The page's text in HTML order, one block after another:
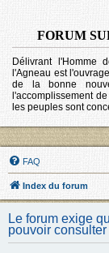
FORUM
Délivrant l'Homme
l'Agneau est
de la bonne
l'accomplissement
les peuples sont
FAQ
Index du forum
Le forum exige
pouvoir